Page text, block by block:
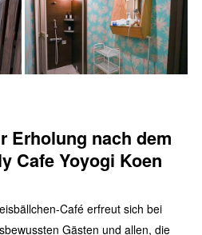
Erholung nach dem
Cafe Yoyogi Koen
Café erfreut sich bei
Gästen und allen, die